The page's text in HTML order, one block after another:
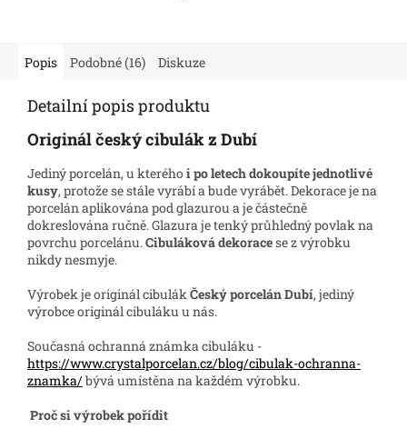
Popis Podobné (16) Diskuze
Detailní popis produktu
Originál český cibulák z Dubí
Jediný porcelán, u kteréhoi po letech dokoupíte jednotlivé
kusy, protože se stále vyrábí a bude vyrábět. Dekorace je na
porcelán aplikována pod glazurou a je částečně
dokreslována ručně. Glazura je tenký průhledný povlak na
povrchu porcelánu.Cibuláková dekoracese z výrobku
nikdy nesmyje.
Výrobek je originál cibulákČeský porcelán Dubí, jediný
výrobce originál cibuláku u nás.
Současná ochranná známka cibuláku -
https://www.crystalporcelan.cz/blog/cibulak-ochranna-
znamka/bývá umístěna na každém výrobku.
Proč si výrobek pořídit